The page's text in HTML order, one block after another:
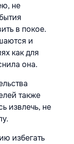
не
в покое.
и
как для
она.
также
извлечь, не
избегать